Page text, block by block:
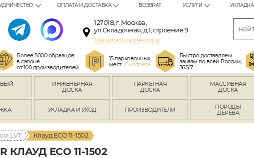
ОПЛАТА И ДОСТАВКА ВОЗВРАТ УСЛУГИ УКЛАДКА
127018, г. Москва,
ул.Складочная, д.1, строение 9
Написать директору
Более 5000 образцов
в салоне
от 100 производителей
15 парковочных
мест.Смотреть
Быстро доставляем
заказы по всей России,
365/7
ИНЖЕНЕРНАЯ
ДОСКА
ПАРКЕТНАЯ
ДОСКА
МАССИВНАЯ
ДОСКА
УКЛАДКА И УХОД ПРОИЗВОДИТЕЛИ
ПОРОДЫ
ДЕРЕВА
LVT Клауд ECO 11-1502
ECO 11-1502